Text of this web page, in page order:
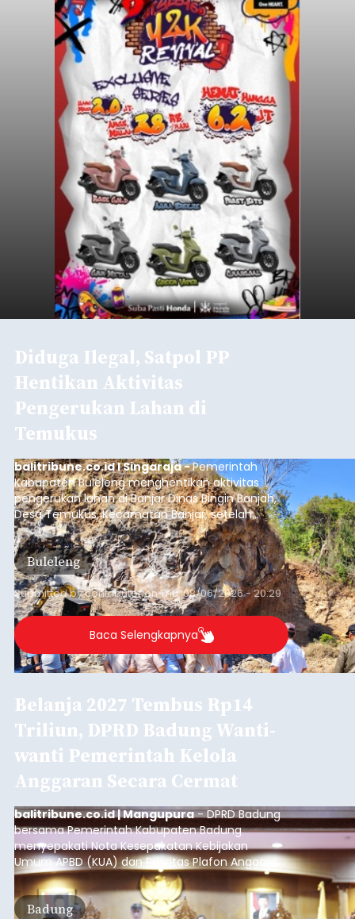
Diduga Ilegal, Satpol PP
Hentikan Aktivitas
Pengerukan Lahan di
Temukus
balitribune.co.id I Singaraja -Pemerintah
Kabupaten Buleleng menghentikan aktivitas
pengerukan lahan di Banjar Dinas Bingin Banjah,
Desa Temukus, Kecamatan Banjar, setelah
ditemukan indikasi kegiatan pengambilan
material yang tidak sesuai dengan peruntukan
kawasan.
Buleleng
Submitted bycontributoronThu, 08/06/2026 - 20:29
Baca Selengkapnya
Belanja 2027 Tembus Rp14
Triliun, DPRD Badung Wanti-
wanti Pemerintah Kelola
Anggaran Secara Cermat
balitribune.co.id | Mangupura- DPRD Badung
bersama Pemerintah Kabupaten Badung
menyepakati Nota Kesepakatan Kebijakan
Umum APBD (KUA) dan Prioritas Plafon Anggaran
Sementara (PPAS) Tahun Anggaran 2027 dalam
rapat paripurna yang digelar di Gedung DPRD
Badung, Kamis (6/8/2026).
Badung